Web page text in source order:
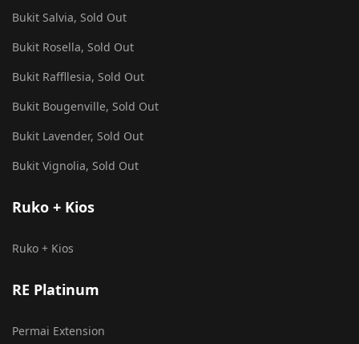
Bukit Salvia, Sold Out
Bukit Rosella, Sold Out
Bukit Raffllesia, Sold Out
Bukit Bougenville, Sold Out
Bukit Lavender, Sold Out
Bukit Vignolia, Sold Out
Ruko + Kios
Ruko + Kios
RE Platinum
Permai Extension